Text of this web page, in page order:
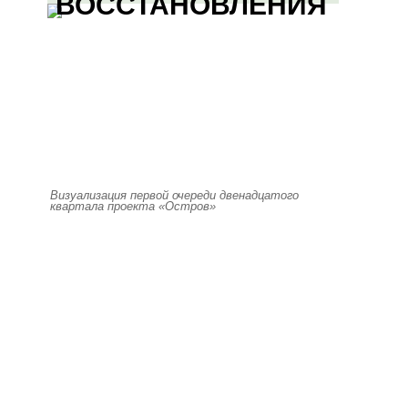
Визуализация первой очереди двенадцатого
квартала проекта «Остров»